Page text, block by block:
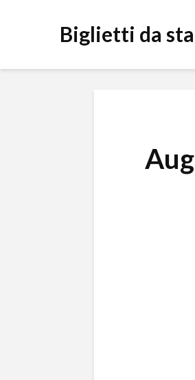
Biglietti da